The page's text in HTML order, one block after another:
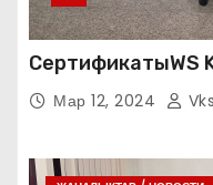
СертификатыWS
Мар 12, 2024